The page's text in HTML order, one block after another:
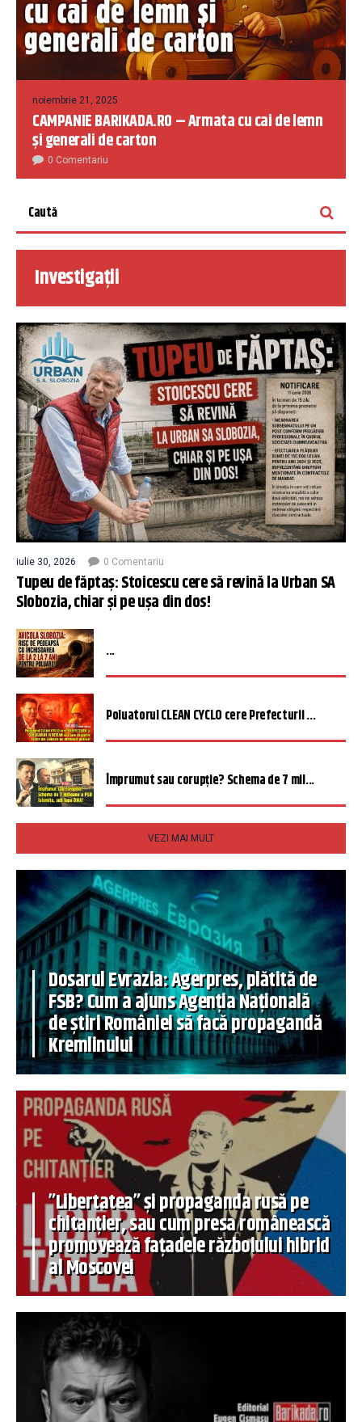
noiembrie 21, 2025
CAMPANIE BARIKADA.RO – Armata cu cai de lemn
și generali de carton
0 Comentariu
Investigații
iulie 30, 2026 0 Comentariu
Tupeu de făptaș: Stoicescu cere să revină la Urban SA
Slobozia, chiar și pe ușa din dos!
...
Poluatorul CLEAN CYCLO cere Prefecturii ...
Împrumut sau corupție? Schema de 7 mil...
VEZI MAI MULT
Dosarul Evrazia: Agerpres, plătită de
FSB? Cum a ajuns Agenția Națională
de știri României să facă propagandă
Kremlinului
”Libertatea” și propaganda rusă pe
chitanțier, sau cum presa românească
promovează fațadele războiului hibrid
al Moscovei